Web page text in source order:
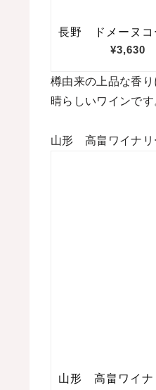
樽由来の上品な香
晴らしいワインです
山形 高畠ワイナ